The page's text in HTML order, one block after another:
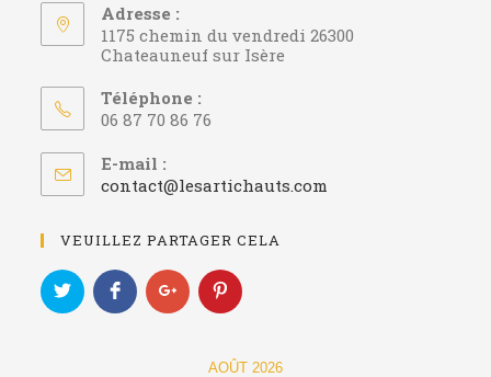
Adresse :
1175 chemin du vendredi 26300
Chateauneuf sur Isère
Téléphone :
06 87 70 86 76
E-mail :
contact@lesartichauts.com
VEUILLEZ PARTAGER CELA
AOÛT 2026